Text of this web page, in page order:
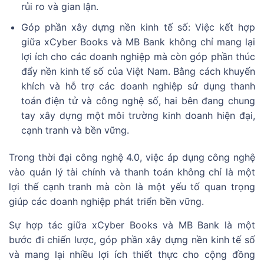
rủi ro và gian lận.
Góp phần xây dựng nền kinh tế số: Việc kết hợp
giữa xCyber Books và MB Bank không chỉ mang lại
lợi ích cho các doanh nghiệp mà còn góp phần thúc
đẩy nền kinh tế số của Việt Nam. Bằng cách khuyến
khích và hỗ trợ các doanh nghiệp sử dụng thanh
toán điện tử và công nghệ số, hai bên đang chung
tay xây dựng một môi trường kinh doanh hiện đại,
cạnh tranh và bền vững.
Trong thời đại công nghệ 4.0, việc áp dụng công nghệ
vào quản lý tài chính và thanh toán không chỉ là một
lợi thế cạnh tranh mà còn là một yếu tố quan trọng
giúp các doanh nghiệp phát triển bền vững.
Sự hợp tác giữa xCyber Books và MB Bank là một
bước đi chiến lược, góp phần xây dựng nền kinh tế số
và mang lại nhiều lợi ích thiết thực cho cộng đồng